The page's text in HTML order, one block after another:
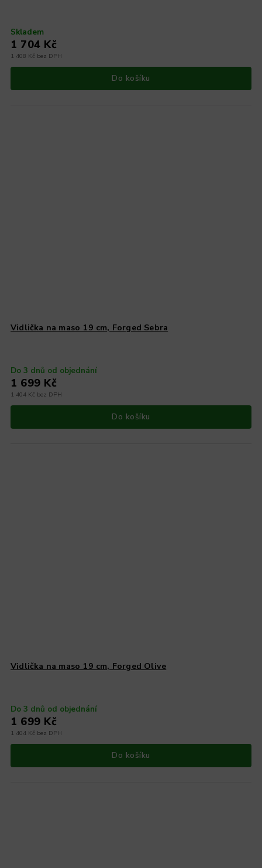
Skladem
1 408 Kč bez DPH
1 704 Kč
Do košíku
Vidlička na maso 19 cm, Forged Sebra
Do 3 dnů od objednání
1 404 Kč bez DPH
1 699 Kč
Do košíku
Vidlička na maso 19 cm, Forged Olive
Do 3 dnů od objednání
1 404 Kč bez DPH
1 699 Kč
Do košíku